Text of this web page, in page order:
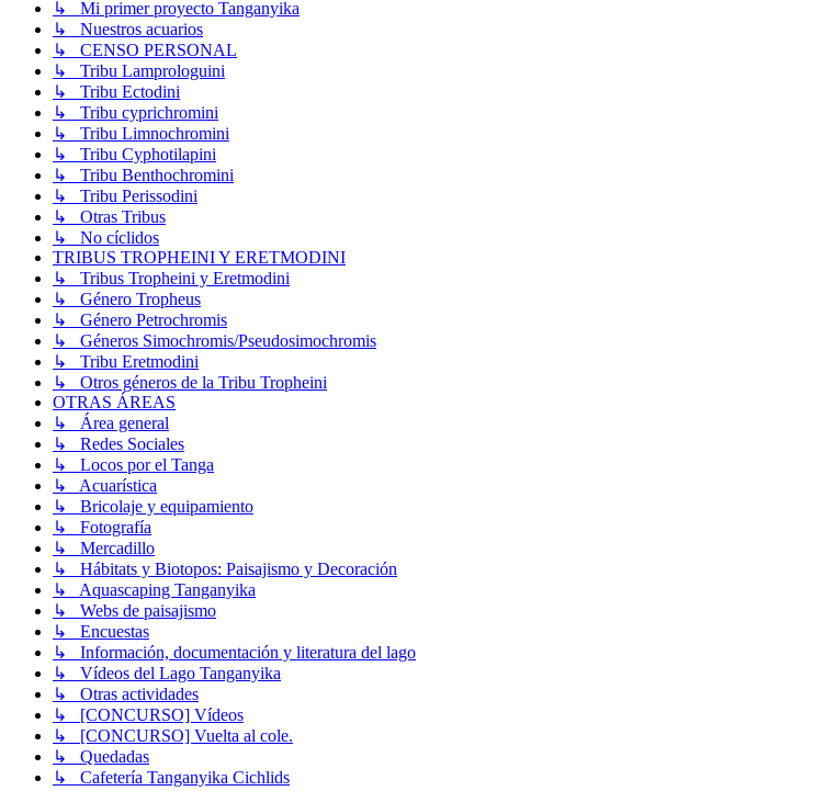
↳ Mi primer proyecto Tanganyika
↳ Nuestros acuarios
↳ CENSO PERSONAL
↳ Tribu Lamprologuini
↳ Tribu Ectodini
↳ Tribu cyprichromini
↳ Tribu Limnochromini
↳ Tribu Cyphotilapini
↳ Tribu Benthochromini
↳ Tribu Perissodini
↳ Otras Tribus
↳ No cíclidos
TRIBUS TROPHEINI Y ERETMODINI
↳ Tribus Tropheini y Eretmodini
↳ Género Tropheus
↳ Género Petrochromis
↳ Géneros Simochromis/Pseudosimochromis
↳ Tribu Eretmodini
↳ Otros géneros de la Tribu Tropheini
OTRAS ÁREAS
↳ Área general
↳ Redes Sociales
↳ Locos por el Tanga
↳ Acuarística
↳ Bricolaje y equipamiento
↳ Fotografía
↳ Mercadillo
↳ Hábitats y Biotopos: Paisajismo y Decoración
↳ Aquascaping Tanganyika
↳ Webs de paisajismo
↳ Encuestas
↳ Información, documentación y literatura del lago
↳ Vídeos del Lago Tanganyika
↳ Otras actividades
↳ [CONCURSO] Vídeos
↳ [CONCURSO] Vuelta al cole.
↳ Quedadas
↳ Cafetería Tanganyika Cichlids